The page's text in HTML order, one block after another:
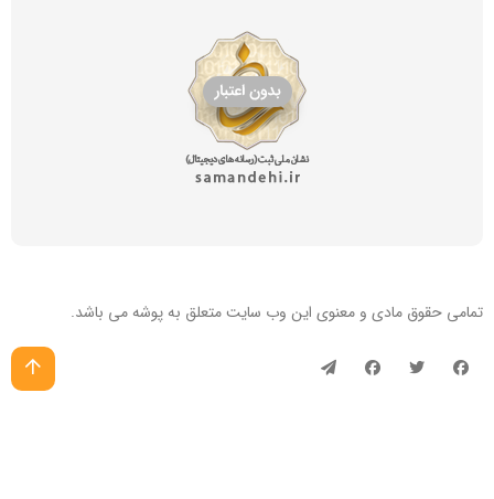
تمامی حقوق مادی و معنوی این وب سایتمتعلق به پوشه می باشد.